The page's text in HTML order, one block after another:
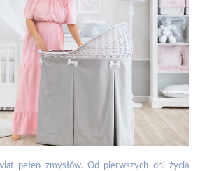
pełen zmysłów. Od pierwszych dni życia